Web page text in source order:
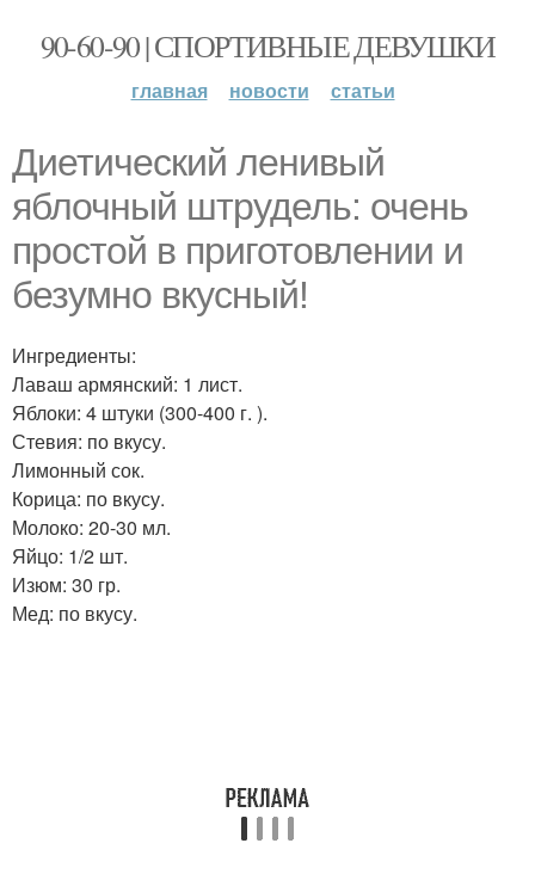
90-60-90 | СПОРТИВНЫЕ ДЕВУШКИ
главная новости статьи
Диетический ленивый
яблочный штрудель: очень
простой в приготовлении и
безумно вкусный!
Ингредиенты:
Лаваш армянский: 1 лист.
Яблоки: 4 штуки (300-400 г. ).
Стевия: по вкусу.
Лимонный сок.
Корица: по вкусу.
Молоко: 20-30 мл.
Яйцо: 1/2 шт.
Изюм: 30 гр.
Мед: по вкусу.